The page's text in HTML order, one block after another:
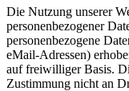
Die Nutzung unserer
personenbezogener
personenbezogene
eMail-Adressen)
auf freiwilliger Basis.
Zustimmung nicht an